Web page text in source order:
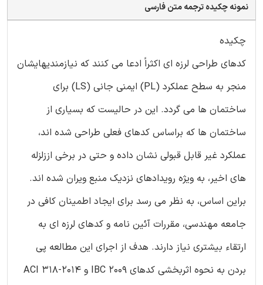
نمونه چکیده ترجمه متن فارسی
چکیده
کدهای طراحی لرزه ای اکثراً ادعا می کنند که نیازمندیهایشان
منجر به سطح عملکرد (PL) ایمنی جانی (LS) برای
ساختمان ها می گردد. این در حالیست که بسیاری از
ساختمان ها که براساس کدهای فعلی طراحی شده اند،
عملکرد غیر قابل قبولی نشان داده و حتی در برخی اززلزله
های اخیر، به ویژه رویدادهای نزدیک منبع ویران شده اند.
براین اساس، به نظر می رسد برای ایجاد اطمینان کافی در
جامعه مهندسی، مقررات آئین نامه و کدهای لرزه ای به
ارتقاء بیشتری نیاز دارند. هدف از اجرای این مطالعه پی
بردن به نحوه اثربخشی کدهای IBC 2009 و ACI 318-2014